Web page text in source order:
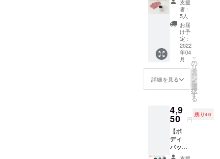
アト
レード
コー
ヒー15
個 ＋ ミ
ニエコ
バッグ
１個 ＋
お礼の
手紙】
ご好評
につ
定7個で
追加し
まし
た！ 東
ティ
モール
産フェ
支援
者：
5人
お届
け予
定：
2022
年04
月
詳細を見る
こ
の
リ
タ
ー
ン
を
選
択
す
る
4,9
50 円
残り40
【ボ
ディ
バッグ
＋ 東